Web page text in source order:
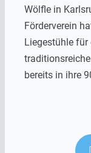
Wölfle in
Förderverein
Liegestühle für
bereits in ihre